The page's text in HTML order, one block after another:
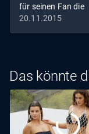
für seinen Fan die
100.000??
20.11.2015
Das könnte